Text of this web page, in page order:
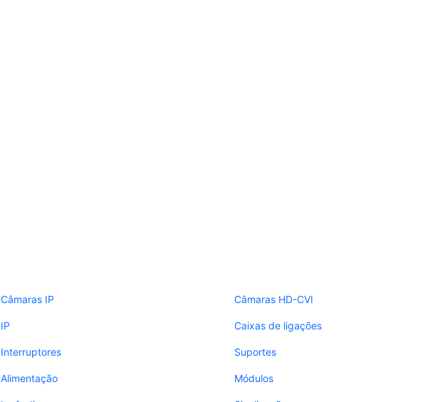
Câmaras IP Câmaras HD-CVI
IP Caixas de ligações
Interruptores Suportes
Alimentação Módulos